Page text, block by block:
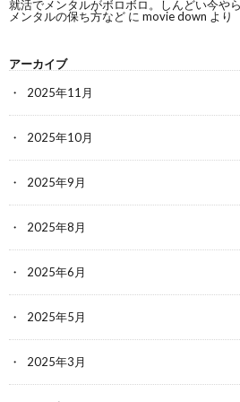
就活でメンタルがボロボロ。しんどい今や
メンタルの保ち方など に movie down より
アーカイブ
2025年11月
2025年10月
2025年9月
2025年8月
2025年6月
2025年5月
2025年3月